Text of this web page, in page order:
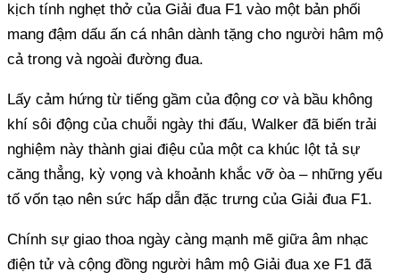
kịch tính nghẹt thở của Giải đua F1 vào một bản phối
mang đậm dấu ấn cá nhân dành tặng cho người hâm mộ
cả trong và ngoài đường đua.
Lấy cảm hứng từ tiếng gầm của động cơ và bầu không
khí sôi động của chuỗi ngày thi đấu, Walker đã biến trải
nghiệm này thành giai điệu của một ca khúc lột tả sự
căng thẳng, kỳ vọng và khoảnh khắc vỡ òa – những yếu
tố vốn tạo nên sức hấp dẫn đặc trưng của Giải đua F1.
Chính sự giao thoa ngày càng mạnh mẽ giữa âm nhạc
điện tử và cộng đồng người hâm mộ Giải đua xe F1 đã